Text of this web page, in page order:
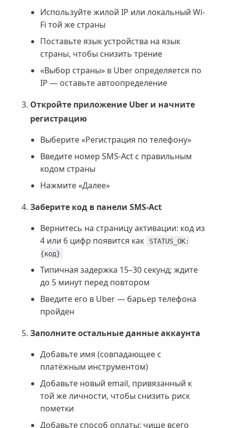
Используйте жилой IP или локальный Wi-
Fi той же страны
Поставьте язык устройства на язык
страны, чтобы снизить трение
«Выбор страны» в Uber определяется по
IP — оставьте автоопределение
Откройте приложение Uber и начните
регистрацию
Выберите «Регистрация по телефону»
Введите номер SMS-Act с правильным
кодом страны
Нажмите «Далее»
Заберите код в панели SMS-Act
Вернитесь на страницу активации: код из
4 или 6 цифр появится как
STATUS_OK:
{код}
Типичная задержка 15–30 секунд; ждите
до 5 минут перед повтором
Введите его в Uber — барьер телефона
пройден
Заполните остальные данные аккаунта
Добавьте имя (совпадающее с
платёжным инструментом)
Добавьте новый email, привязанный к
той же личности, чтобы снизить риск
пометки
Добавьте способ оплаты: чище всего